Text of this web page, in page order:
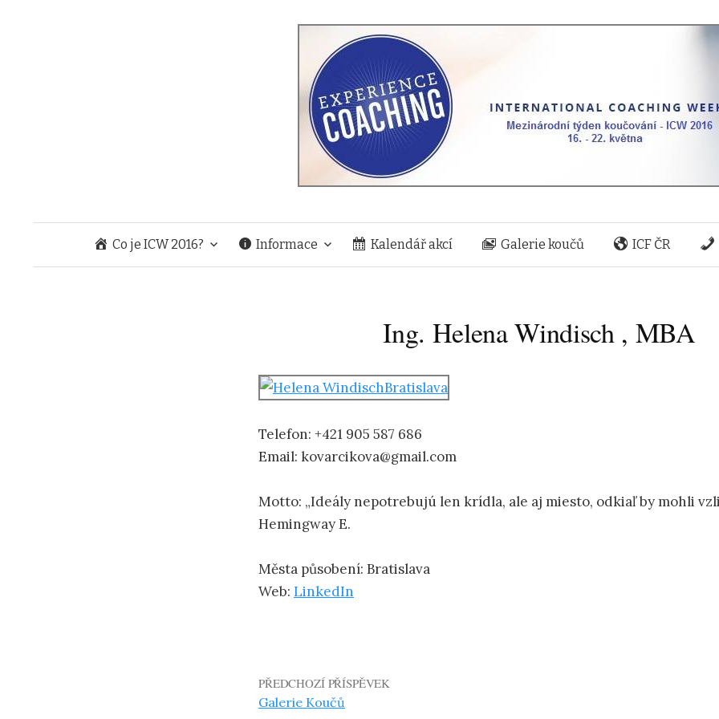
Přeskočit na obsah
Co je ICW 2016? Informace Kalendář akcí Galerie koučů ICF ČR
Ing. Helena Windisch , MBA
Telefon: +421 905 587 686
Email: kovarcikova@gmail.com
Motto: „Ideály nepotrebujú len krídla, ale aj miesto, odkiaľ by mohli
Hemingway E.
Města působení: Bratislava
Web: LinkedIn
PŘEDCHOZÍ PŘÍSPĚVEK
Galerie Koučů